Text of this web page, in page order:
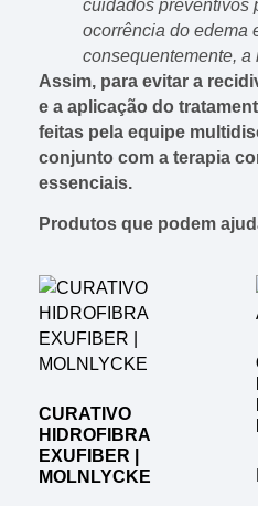
cuidados preventivos
ocorrência do edema
consequentemente, a
Assim, para evitar a
e a aplicação do
feitas pela equipe
conjunto com a terapia
essenciais.
Produtos que podem
CURATIVO
HIDROFIBRA
EXUFIBER |
MOLNLYCKE